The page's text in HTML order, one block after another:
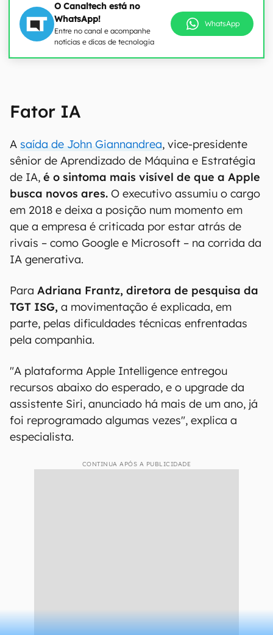
O Canaltech está no
WhatsApp!
Entre no canal e acompanhe
notícias e dicas de tecnologia
WhatsApp
Fator IA
A saída de John Giannandrea, vice-presidente
sênior de Aprendizado de Máquina e Estratégia
de IA, é o sintoma mais visível de que a Apple
busca novos ares. O executivo assumiu o cargo
em 2018 e deixa a posição num momento em
que a empresa é criticada por estar atrás de
rivais – como Google e Microsoft – na corrida da
IA generativa.
Para Adriana Frantz, diretora de pesquisa da
TGT ISG, a movimentação é explicada, em
parte, pelas dificuldades técnicas enfrentadas
pela companhia.
"A plataforma Apple Intelligence entregou
recursos abaixo do esperado, e o upgrade da
assistente Siri, anunciado há mais de um ano, já
foi reprogramado algumas vezes", explica a
especialista.
CONTINUA APÓS A PUBLICIDADE